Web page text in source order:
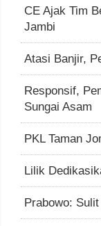
CE Ajak Tim
Jambi
Atasi Banjir,
Responsif,
Sungai Asam
PKL Taman
Lilik
Prabowo: